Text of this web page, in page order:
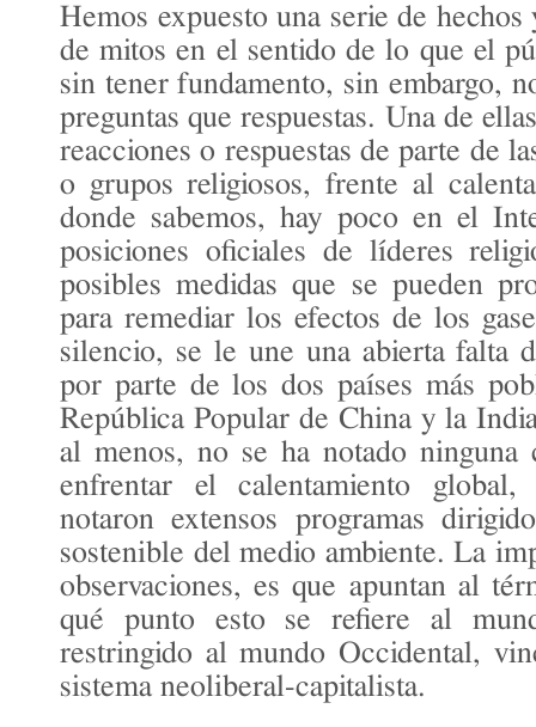
Hemos expuesto una serie de hechos
de mitos en el sentido de lo que el
sin tener fundamento, sin embargo,
preguntas que respuestas. Una de
reacciones o respuestas de parte de
o grupos religiosos, frente al
donde sabemos, hay poco en el
posiciones oficiales de líderes
posibles medidas que se pueden
para remediar los efectos de los
silencio, se le une una abierta falta
por parte de los dos países más
República Popular de China y la
al menos, no se ha notado ninguna
enfrentar el calentamiento
notaron extensos programas
sostenible del medio ambiente. La
observaciones, es que apuntan al
qué punto esto se refiere al
restringido al mundo Occidental,
sistema neoliberal-capitalista.